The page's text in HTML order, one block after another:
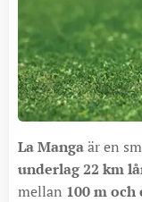
La Mangaär en
underlag 22 km
mellan 100 m